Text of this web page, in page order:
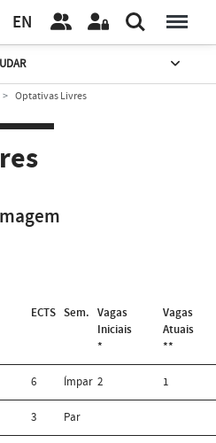
EN
Optativas Livres
ECTS Sem. Vagas
Iniciais
*
Vagas
Atuais
**
6 Ímpar 2 1
3 Par